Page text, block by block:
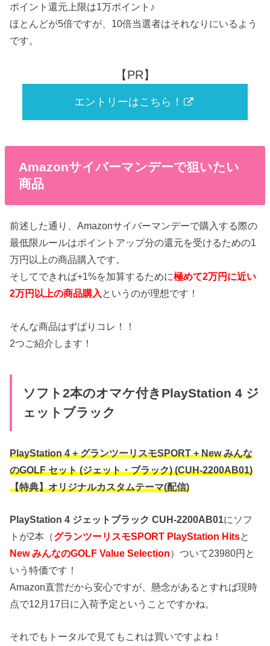
ポイント還元上限は1万ポイント♪
ほとんどが5倍ですが、10倍当選者はそれなりにいるよう
です。
【PR】
エントリーはこちら！
Amazonサイバーマンデーで狙いたい
商品
前述した通り、Amazonサイバーマンデーで購入する際の
最低限ルールはポイントアップ分の還元を受けるための1
万円以上の商品購入です。
そしてできれば+1%を加算するために極めて2万円に近い
2万円以上の商品購入 というのが理想です！
そんな商品はずばりコレ！！
2つご紹介します！
ソフト2本のオマケ付きPlayStation 4 ジ
ェットブラック
PlayStation 4 + グランツーリスモSPORT + New みんな
のGOLF セット (ジェット・ブラック) (CUH-2200AB01)
【特典】オリジナルカスタムテーマ(配信)
PlayStation 4 ジェットブラック CUH-2200AB01にソフ
トが2本（グランツーリスモSPORT PlayStation Hitsと
New みんなのGOLF Value Selection）ついて23980円と
いう特価です！
Amazon直営だから安心ですが、懸念があるとすれば現時
点で12月17日に入荷予定ということですかね。
それでもトータルで見てもこれは買いですよね！